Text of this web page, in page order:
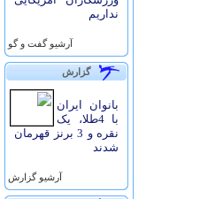
نداریم
آرشيو گفت و گو
گزارش
بانوان ایران
با 4طلا، یک
نقره و 3 برنز قهرمان
شدند
آرشيو گزارش